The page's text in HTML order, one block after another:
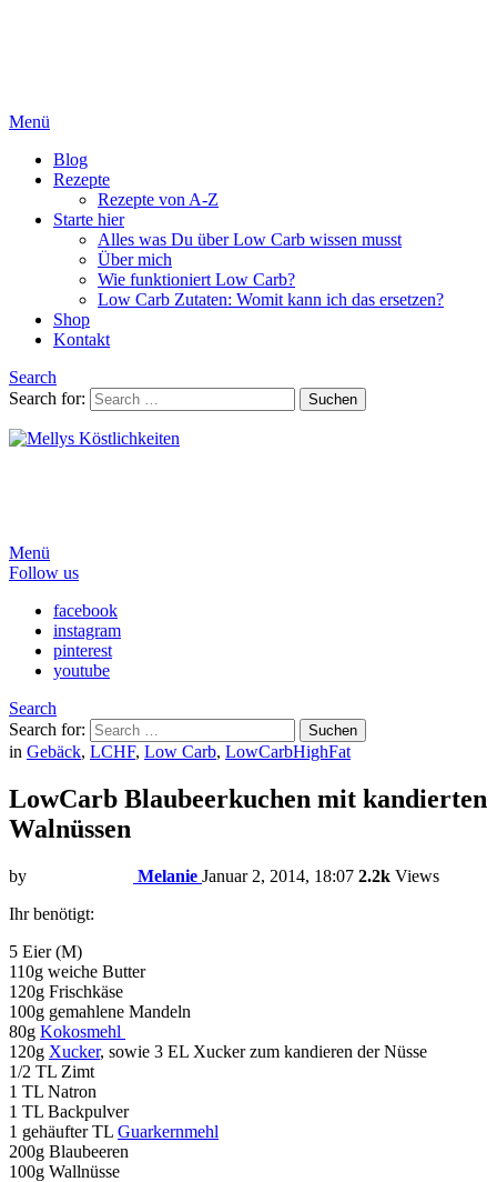
Menü
Blog
Rezepte
Rezepte von A-Z
Starte hier
Alles was Du über Low Carb wissen musst
Über mich
Wie funktioniert Low Carb?
Low Carb Zutaten: Womit kann ich das ersetzen?
Shop
Kontakt
Search
Search for:
Suchen
Menü
Follow us
facebook
instagram
pinterest
youtube
Search
Search for:
Suchen
in Gebäck, LCHF, Low Carb, LowCarbHighFat
LowCarb Blaubeerkuchen mit kandierten
Walnüssen
by Melanie Januar 2, 2014, 18:07 2.2k Views
Ihr benötigt:
5 Eier (M)
110g weiche Butter
120g Frischkäse
100g gemahlene Mandeln
80g Kokosmehl
120g Xucker, sowie 3 EL Xucker zum kandieren der Nüsse
1/2 TL Zimt
1 TL Natron
1 TL Backpulver
1 gehäufter TL Guarkernmehl
200g Blaubeeren
100g Wallnüsse